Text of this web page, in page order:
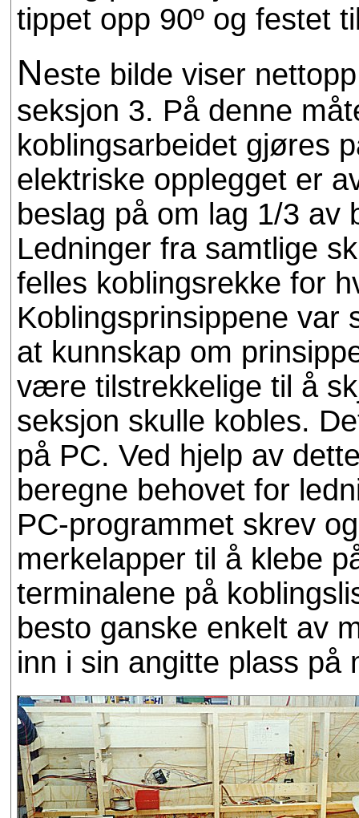
tippet opp 90º og festet
Neste bilde viser
seksjon 3. På denne
koblingsarbeidet gjøres
elektriske opplegget er
beslag på om lag 1/3 av
Ledninger fra samtlige
felles koblingsrekke for
Koblingsprinsippene var
at kunnskap om
være tilstrekkelige til å
seksjon skulle kobles.
på PC. Ved hjelp av
beregne behovet for
PC-programmet skrev
merkelapper til å klebe
terminalene på
besto ganske enkelt av
inn i sin angitte plass på